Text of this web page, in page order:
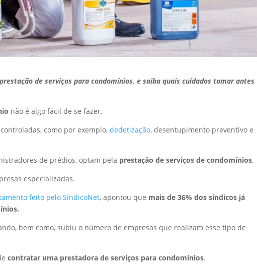
de serviços para condomínios, e saiba quais cuidados tomar antes
não é algo fácil de se fazer.
como por exemplo,dedetização, desentupimento preventivo e
de prédios, optam pela prestação de serviços de condomínios.
especializadas.
feito pelo SíndicoNet, apontou que mais de 36% dos síndicos já
bem como, subiu o número de empresas que realizam esse tipo de
contratar uma prestadora de serviços para condomínios.